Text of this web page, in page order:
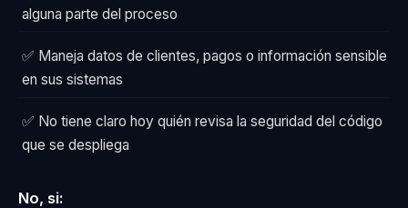
alguna parte del proceso
✅ Maneja datos de clientes, pagos o información sensible
en sus sistemas
✅ No tiene claro hoy quién revisa la seguridad del código
que se despliega
No, si: